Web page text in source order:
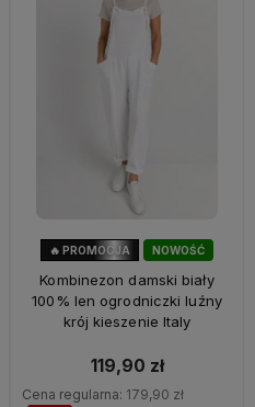
NOWOŚĆ
🔥 PROMOCJA
Kombinezon damski biały
100% len ogrodniczki luźny
krój kieszenie Italy
119,90 zł
Cena regularna: 179,90 zł